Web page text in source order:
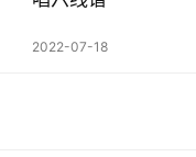
2022-07-18